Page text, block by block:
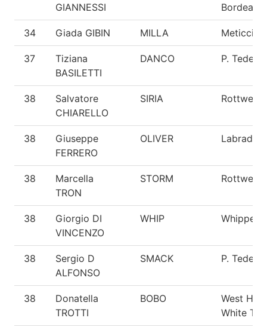
GIANNESSI
Bordeaux
34 Giada GIBIN MILLA Meticcio
37
Tiziana
BASILETTI
DANCO P.
38
Salvatore
CHIARELLO
SIRIA Rottweiler
38
Giuseppe
FERRERO
OLIVER Labrador
38
Marcella
TRON
STORM Rottweiler
38
Giorgio DI
VINCENZO
WHIP Whippet
38
Sergio D
ALFONSO
SMACK P.
38
Donatella
TROTTI
BOBO
West
White T.